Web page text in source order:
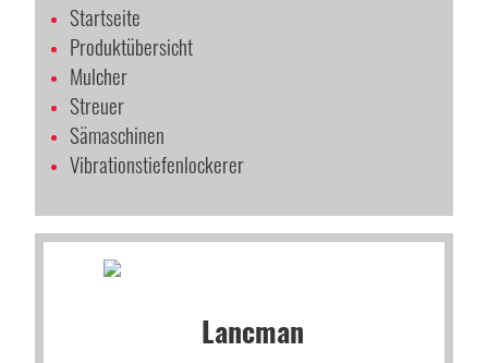
Startseite
Produktübersicht
Mulcher
Streuer
Sämaschinen
Vibrationstiefenlockerer